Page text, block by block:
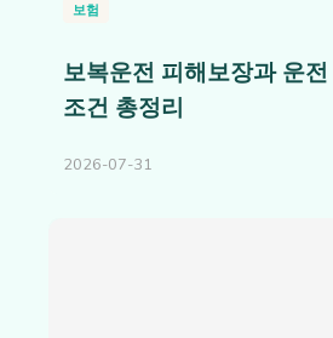
보험
보복운전 피해보장과 운
조건 총정리
2026-07-31